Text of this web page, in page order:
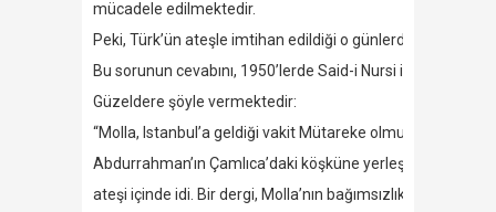
mücadele edilmektedir.
Peki, Türk’ün ateşle imtihan edildiği o günlerde Said-i
Bu sorunun cevabını, 1950’lerde Said-i Nursi ile bizzat
Güzeldere şöyle vermektedir:
“Molla, Istanbul’a geldiği vakit Mütareke olmuştu.
Abdurrahman’ın Çamlıca’daki köşküne yerleşti. Kitap
ateşi içinde idi. Bir dergi, Molla’nın bağımsızlık savaşına